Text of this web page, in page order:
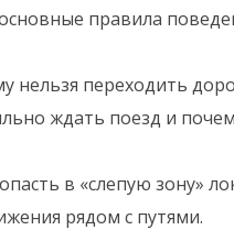
правила
нельзя переходить
ждать поезд и
в «слепую зону»
рядом с путями.